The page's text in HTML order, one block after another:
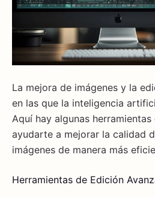
La mejora de imágenes y la
en las que la inteligencia
Aquí hay algunas
ayudarte a mejorar la calidad
imágenes de manera más
Herramientas de Edición